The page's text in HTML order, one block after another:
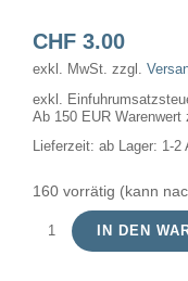
CHF3.00
exkl. MwSt. zzgl.
exkl.
Ab 150 EUR Warenwert
Lieferzeit: ab Lager: 1-2
160 vorrätig (kann
Signallampe
IN DEN